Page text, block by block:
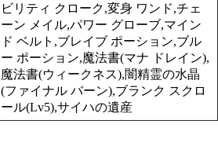
ビリティ クローク,変身 ワンド,チェ
ーン メイル,パワー グローブ,マイン
ド ベルト,ブレイブ ポーション,ブル
ー ポーション,魔法書(マナ ドレイン),
魔法書(ウィークネス),闇精霊の水晶
(ファイナル バーン),ブランク スクロ
ール(Lv5),サイハの遺産